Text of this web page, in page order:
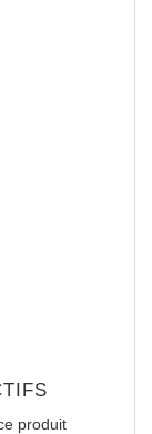
produit